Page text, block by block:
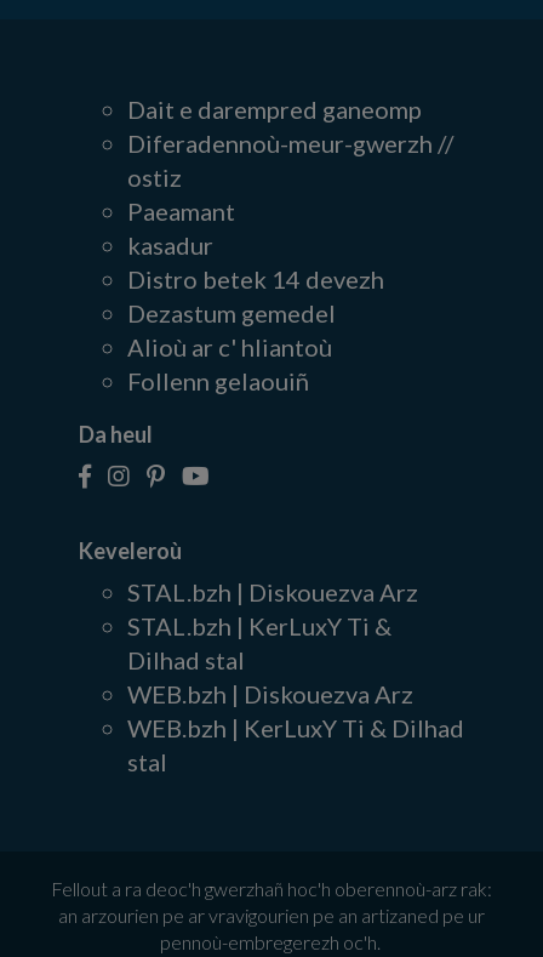
Dait e darempred ganeomp
Diferadennoù-meur-gwerzh //
ostiz
Paeamant
kasadur
Distro betek 14 devezh
Dezastum gemedel
Alioù ar c' hliantoù
Follenn gelaouiñ
Da heul
Keveleroù
STAL.bzh | Diskouezva Arz
STAL.bzh | KerLuxY Ti &
Dilhad stal
WEB.bzh | Diskouezva Arz
WEB.bzh | KerLuxY Ti & Dilhad
stal
Fellout a ra deoc'h gwerzhañ hoc'h oberennoù-arz rak:
an arzourien pe ar vravigourien pe an artizaned pe ur
pennoù-embregerezh oc'h.